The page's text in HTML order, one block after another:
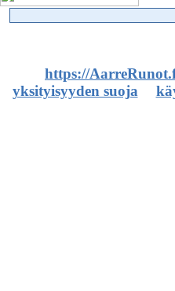
https://
yksityisyyden suoja